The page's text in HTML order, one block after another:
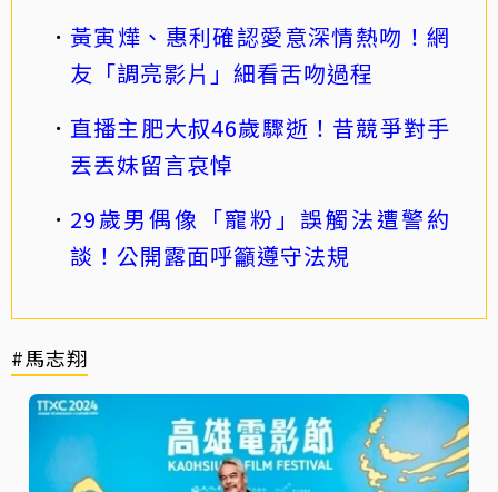
黃寅燁、惠利確認愛意深情熱吻！網
友「調亮影片」細看舌吻過程
直播主肥大叔46歲驟逝！昔競爭對手
丟丟妹留言哀悼
29歲男偶像「寵粉」誤觸法遭警約
談！公開露面呼籲遵守法規
#馬志翔